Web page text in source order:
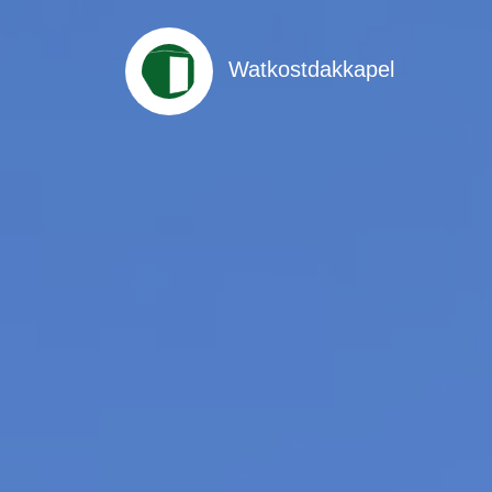
Watkostdakkapel